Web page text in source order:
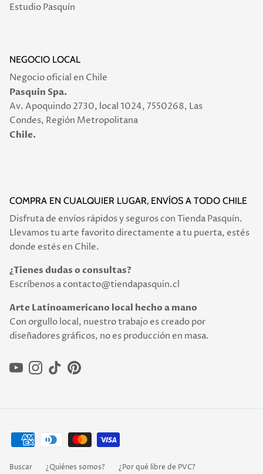
Estudio Pasquín
NEGOCIO LOCAL
Negocio oficial en Chile
Pasquin Spa.
Av. Apoquindo 2730, local 1024, 7550268, Las
Condes, Región Metropolitana
Chile.
COMPRA EN CUALQUIER LUGAR, ENVÍOS A TODO CHILE
Disfruta de envíos rápidos y seguros con Tienda Pasquín.
Llevamos tu arte favorito directamente a tu puerta, estés
donde estés en Chile.
¿Tienes dudas o consultas?
Escríbenos a contacto@tiendapasquin.cl
Arte Latinoamericano local hecho a mano
Con orgullo local, nuestro trabajo es creado por
diseñadores gráficos, no es producción en masa.
YouTubeInstagram
TikTokPinterest
Buscar ¿Quiénes somos? ¿Por qué libre de PVC?